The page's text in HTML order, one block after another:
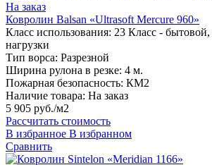
На заказ
Ковролин Balsan «Ultrasoft Mercure 960»
Класс использования: 23 Класс -
нагрузки
Тип ворса: Разрезной
Ширина рулона в резке: 4 м.
Пожарная безопасность: КМ2
Наличие товара: На заказ
5 905 руб./м2
Рассчитать стоимость
В избранное В избранном
Сравнить